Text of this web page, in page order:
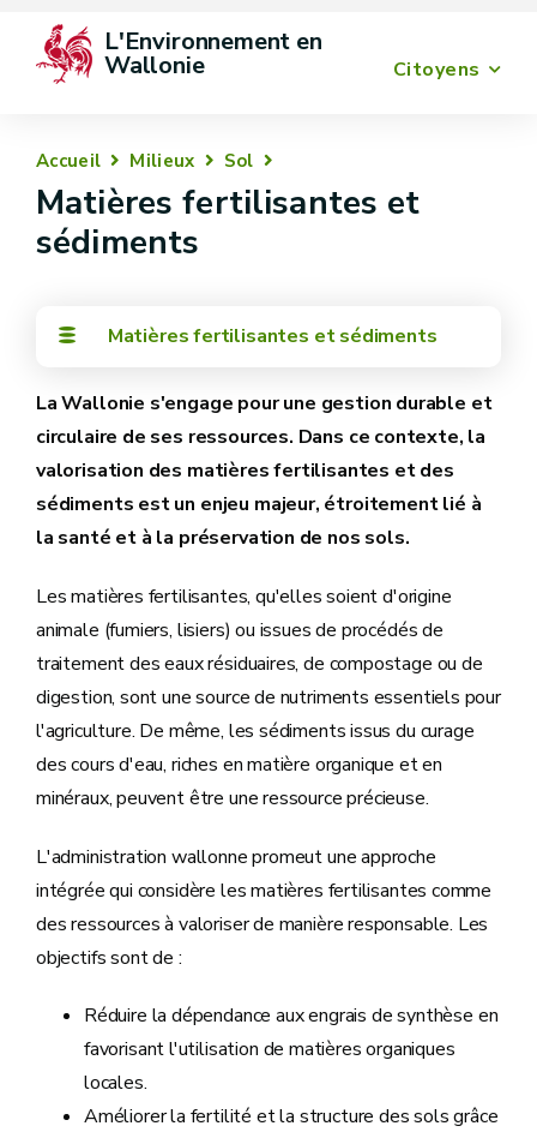
Citoyens
L'Environnement en
Wallonie
Accueil Milieux Sol
Matières fertilisantes et
sédiments
Matières fertilisantes et sédiments
La Wallonie s'engage pour une gestion durable et
circulaire de ses ressources. Dans ce contexte, la
valorisation des matières fertilisantes et des
sédiments est un enjeu majeur, étroitement lié à
la santé et à la préservation de nos sols.
Les matières fertilisantes, qu'elles soient d'origine
animale (fumiers, lisiers) ou issues de procédés de
traitement des eaux résiduaires, de compostage ou de
digestion, sont une source de nutriments essentiels pour
l'agriculture. De même, les sédiments issus du curage
des cours d'eau, riches en matière organique et en
minéraux, peuvent être une ressource précieuse.
L'administration wallonne promeut une approche
intégrée qui considère les matières fertilisantes comme
des ressources à valoriser de manière responsable. Les
objectifs sont de :
Réduire la dépendance aux engrais de synthèse en
favorisant l'utilisation de matières organiques
locales.
Améliorer la fertilité et la structure des sols grâce